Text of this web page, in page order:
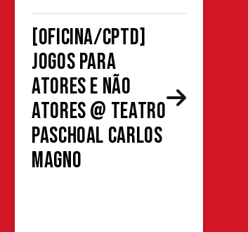
[OFICINA/CPTD]
Jogos para
atores e não
atores @ Teatro
Paschoal Carlos
Magno